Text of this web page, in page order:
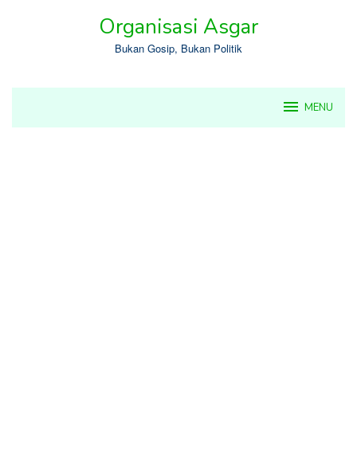
Organisasi Asgar
Bukan Gosip, Bukan Politik
MENU